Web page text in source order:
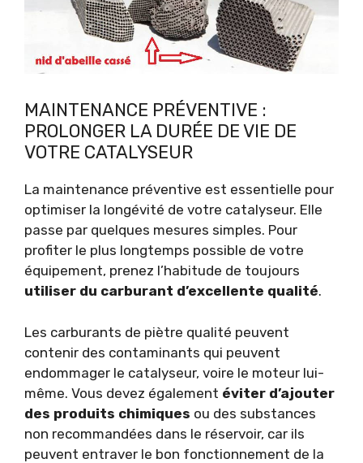
MAINTENANCE PRÉVENTIVE :
PROLONGER LA DURÉE DE VIE DE
VOTRE CATALYSEUR
La maintenance préventive est essentielle pour
optimiser la longévité de votre catalyseur. Elle
passe par quelques mesures simples. Pour
profiter le plus longtemps possible de votre
équipement, prenez l’habitude de toujours
utiliser du carburant d’excellente qualité.
Les carburants de piètre qualité peuvent
contenir des contaminants qui peuvent
endommager le catalyseur, voire le moteur lui-
même. Vous devez également éviter d’ajouter
des produits chimiques ou des substances
non recommandées dans le réservoir, car ils
peuvent entraver le bon fonctionnement de la